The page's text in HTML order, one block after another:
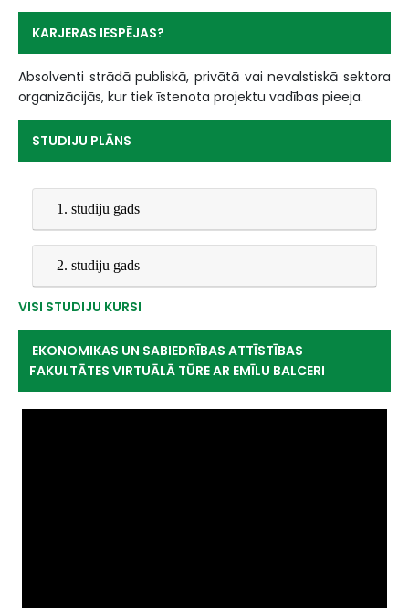
KARJERAS IESPĒJAS?
Absolventi strādā publiskā, privātā vai nevalstiskā sektora
organizācijās, kur tiek īstenota projektu vadības pieeja.
STUDIJU PLĀNS
1. studiju gads
2. studiju gads
VISI STUDIJU KURSI
EKONOMIKAS UN SABIEDRĪBAS ATTĪSTĪBAS
FAKULTĀTES VIRTUĀLĀ TŪRE AR EMĪLU BALCERI